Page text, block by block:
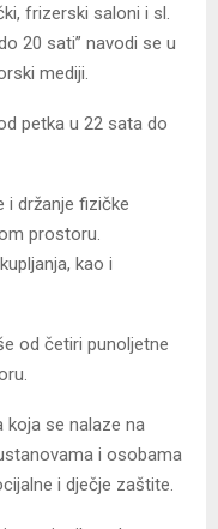
frizerski saloni i sl.
20 sati” navodi se u
mediji.
petka u 22 sata do
i držanje fizičke
prostoru.
kao i
od četiri punoljetne
koja se nalaze na
i osobama
i dječje zaštite.